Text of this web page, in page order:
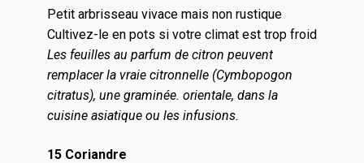
Petit arbrisseau vivace mais non rustique
Cultivez-le en pots si votre climat est trop froid
Les feuilles au parfum de citron peuvent
remplacer la vraie citronnelle (Cymbopogon
citratus), une graminée. orientale, dans la
cuisine asiatique ou les infusions.
15 Coriandre